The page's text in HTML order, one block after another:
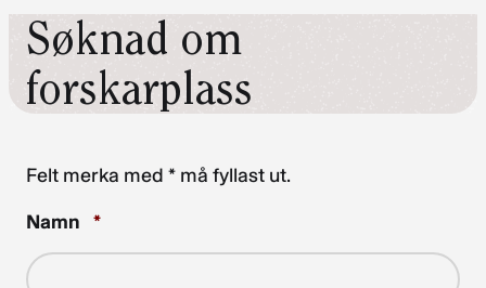
Søknad om
forskarplass
Felt merka med * må fyllast ut.
Namn *Required